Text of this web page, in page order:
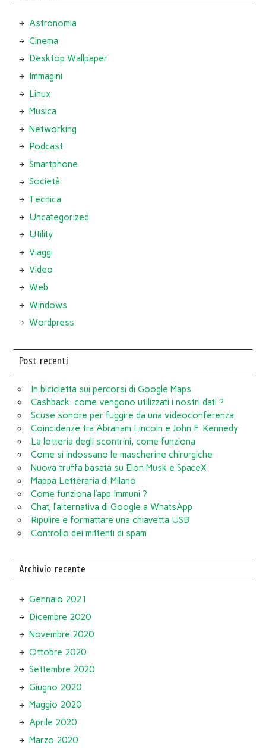
Astronomia
Cinema
Desktop Wallpaper
Immagini
Linux
Musica
Networking
Podcast
Smartphone
Società
Tecnica
Uncategorized
Utility
Viaggi
Video
Web
Windows
Wordpress
Post recenti
In bicicletta sui percorsi di Google Maps
Cashback: come vengono utilizzati i nostri dati ?
Scuse sonore per fuggire da una videoconferenza
Coincidenze tra Abraham Lincoln e John F. Kennedy
La lotteria degli scontrini, come funziona
Come si indossano le mascherine chirurgiche
Nuova truffa basata su Elon Musk e SpaceX
Mappa Letteraria di Milano
Come funziona l’app Immuni ?
Chat, l’alternativa di Google a WhatsApp
Ripulire e formattare una chiavetta USB
Controllo dei mittenti di spam
Archivio recente
Gennaio 2021
Dicembre 2020
Novembre 2020
Ottobre 2020
Settembre 2020
Giugno 2020
Maggio 2020
Aprile 2020
Marzo 2020